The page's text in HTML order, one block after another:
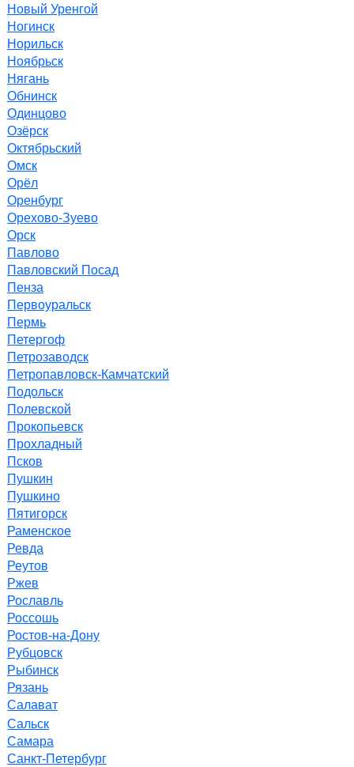
Новый Уренгой
Ногинск
Норильск
Ноябрьск
Нягань
Обнинск
Одинцово
Озёрск
Октябрьский
Омск
Орёл
Оренбург
Орехово-Зуево
Орск
Павлово
Павловский Посад
Пенза
Первоуральск
Пермь
Петергоф
Петрозаводск
Петропавловск-Камчатский
Подольск
Полевской
Прокопьевск
Прохладный
Псков
Пушкин
Пушкино
Пятигорск
Раменское
Ревда
Реутов
Ржев
Рославль
Россошь
Ростов-на-Дону
Рубцовск
Рыбинск
Рязань
Салават
Сальск
Самара
Санкт-Петербург